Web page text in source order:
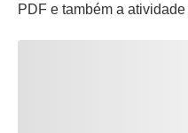
PDF e também a